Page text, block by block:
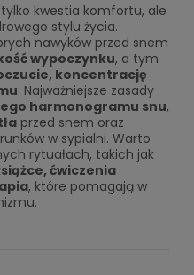
kwestia komfortu, ale
stylu życia.
nawyków przed snem
wypoczynku, a tym
koncentrację
. Najważniejsze zasady
harmonogramu snu,
przed snem oraz
w sypialni. Warto
rytuałach, takich jak
ćwiczenia
, które pomagają w